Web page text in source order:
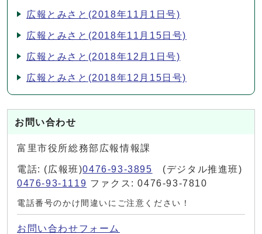
広報とみさと(2018年11月1日号)
広報とみさと(2018年11月15日号)
広報とみさと(2018年12月1日号)
広報とみさと(2018年12月15日号)
お問い合わせ
富里市役所総務部広報情報課
電話: (広報班)0476-93-3895 (デジタル推進班)
0476-93-1119 ファクス: 0476-93-7810
電話番号のかけ間違いにご注意ください！
お問い合わせフォーム